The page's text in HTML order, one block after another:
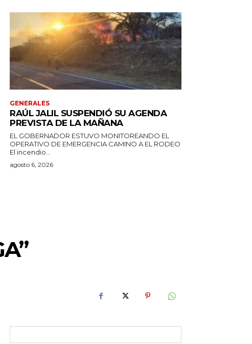
GENERALES
RAÚL JALIL SUSPENDIÓ SU AGENDA
PREVISTA DE LA MAÑANA
EL GOBERNADOR ESTUVO MONITOREANDO EL
OPERATIVO DE EMERGENCIA CAMINO A EL RODEO
El incendio...
agosto 6, 2026